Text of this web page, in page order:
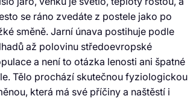
se ráno zvedáte z postele jako po
směně. Jarní únava postihuje podle
až polovinu středoevropské
a není to otázka lenosti ani špatné
Tělo prochází skutečnou fyziologickou
která má své příčiny a naštěstí i